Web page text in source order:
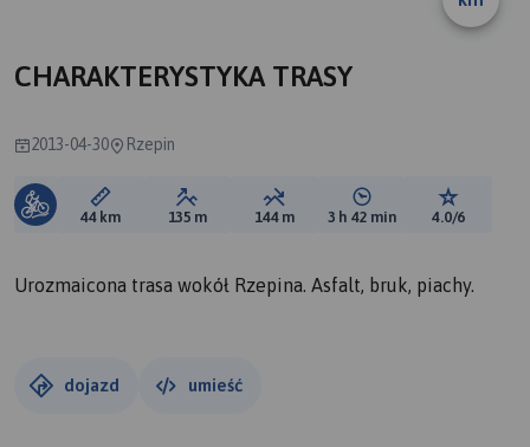
CHARAKTERYSTYKA TRASY
2013-04-30 Rzepin
Długość trasy:
44 km Suma przewyższeń:
135 m Suma spadków:
144 m Średni czas potrzebny
3 h 42 min Ocena
4.0/6
Urozmaicona trasa wokół Rzepina. Asfalt, bruk, piachy.
dojazd umieść